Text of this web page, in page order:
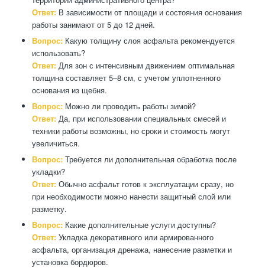
Ответ:В зависимости от площади и состояния основания
работы занимают от 5 до 12 дней.
Вопрос:Какую толщину слоя асфальта рекомендуется
использовать?
Ответ:Для зон с интенсивным движением оптимальная
толщина составляет 5–8 см, с учетом уплотненного
основания из щебня.
Вопрос:Можно ли проводить работы зимой?
Ответ:Да, при использовании специальных смесей и
техники работы возможны, но сроки и стоимость могут
увеличиться.
Вопрос:Требуется ли дополнительная обработка после
укладки?
Ответ:Обычно асфальт готов к эксплуатации сразу, но
при необходимости можно нанести защитный слой или
разметку.
Вопрос:Какие дополнительные услуги доступны?
Ответ:Укладка декоративного или армированного
асфальта, организация дренажа, нанесение разметки и
установка бордюров.